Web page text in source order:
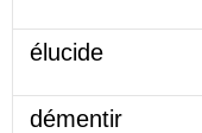
élucide
démentir